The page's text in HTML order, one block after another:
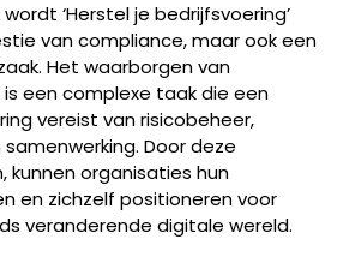
‘Herstel je bedrijfsvoering’
van compliance, maar ook een
Het waarborgen van
een complexe taak die een
vereist van risicobeheer,
Door deze
kunnen organisaties hun
en zichzelf positioneren voor
veranderende digitale wereld.